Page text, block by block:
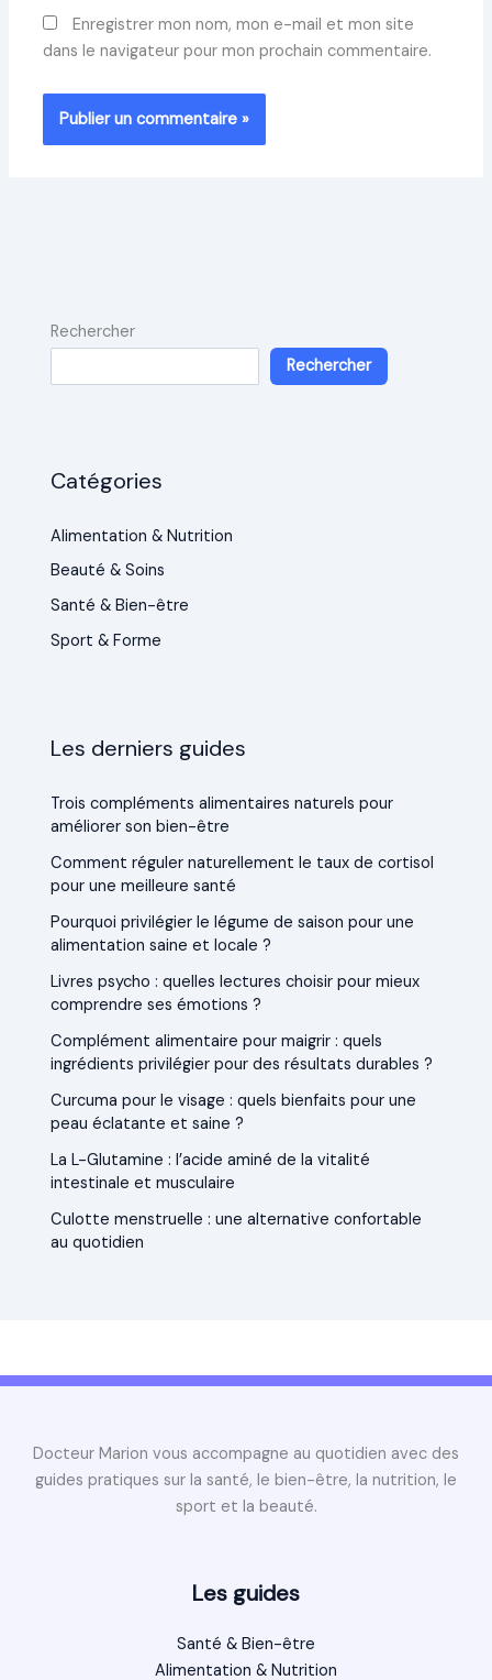
Enregistrer mon nom, mon e-mail et mon site
dans le navigateur pour mon prochain commentaire.
Rechercher
Rechercher
Catégories
Alimentation & Nutrition
Beauté & Soins
Santé & Bien-être
Sport & Forme
Les derniers guides
Trois compléments alimentaires naturels pour
améliorer son bien-être
Comment réguler naturellement le taux de cortisol
pour une meilleure santé
Pourquoi privilégier le légume de saison pour une
alimentation saine et locale ?
Livres psycho : quelles lectures choisir pour mieux
comprendre ses émotions ?
Complément alimentaire pour maigrir : quels
ingrédients privilégier pour des résultats durables ?
Curcuma pour le visage : quels bienfaits pour une
peau éclatante et saine ?
La L-Glutamine : l’acide aminé de la vitalité
intestinale et musculaire
Culotte menstruelle : une alternative confortable
au quotidien
Docteur Marion vous accompagne au quotidien avec des
guides pratiques sur la santé, le bien-être, la nutrition, le
sport et la beauté.
Les guides
Santé & Bien-être
Alimentation & Nutrition